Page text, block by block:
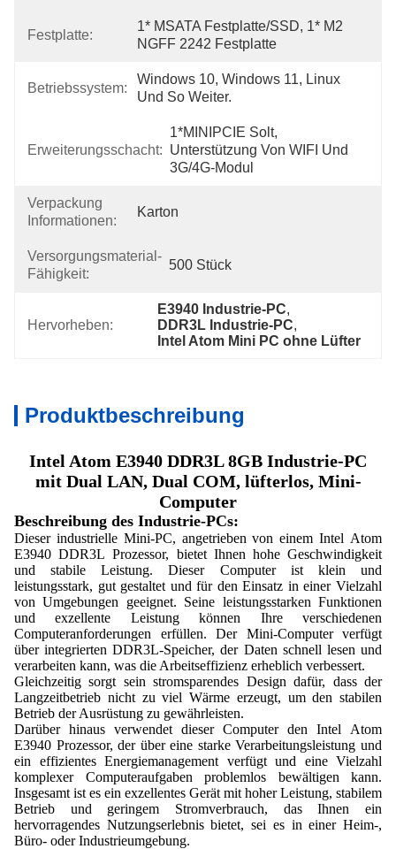
Festplatte:
1* MSATA Festplatte/SSD, 1* M2
NGFF 2242 Festplatte
Betriebssystem:
Windows 10, Windows 11, Linux
Und So Weiter.
Erweiterungsschacht:
1*MINIPCIE Solt,
Unterstützung Von WIFI Und
3G/4G-Modul
Verpackung
Informationen:
Karton
Versorgungsmaterial-
Fähigkeit:
500 Stück
Hervorheben:
E3940 Industrie-PC,
DDR3L Industrie-PC,
Intel Atom Mini PC ohne Lüfter
Produktbeschreibung
Intel Atom E3940 DDR3L 8GB Industrie-PC
mit Dual LAN, Dual COM, lüfterlos, Mini-
Computer
Beschreibung des Industrie-PCs:
Dieser industrielle Mini-PC, angetrieben von einem Intel Atom
E3940 DDR3L Prozessor, bietet Ihnen hohe Geschwindigkeit
und stabile Leistung. Dieser Computer ist klein und
leistungsstark, gut gestaltet und für den Einsatz in einer Vielzahl
von Umgebungen geeignet. Seine leistungsstarken Funktionen
und exzellente Leistung können Ihre verschiedenen
Computeranforderungen erfüllen. Der Mini-Computer verfügt
über integrierten DDR3L-Speicher, der Daten schnell lesen und
verarbeiten kann, was die Arbeitseffizienz erheblich verbessert.
Gleichzeitig sorgt sein stromsparendes Design dafür, dass der
Langzeitbetrieb nicht zu viel Wärme erzeugt, um den stabilen
Betrieb der Ausrüstung zu gewährleisten.
Darüber hinaus verwendet dieser Computer den Intel Atom
E3940 Prozessor, der über eine starke Verarbeitungsleistung und
ein effizientes Energiemanagement verfügt und eine Vielzahl
komplexer Computeraufgaben problemlos bewältigen kann.
Insgesamt ist es ein exzellentes Gerät mit hoher Leistung, stabilem
Betrieb und geringem Stromverbrauch, das Ihnen ein
hervorragendes Nutzungserlebnis bietet, sei es in einer Heim-,
Büro- oder Industrieumgebung.